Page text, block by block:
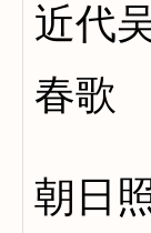
近代
春歌
朝日